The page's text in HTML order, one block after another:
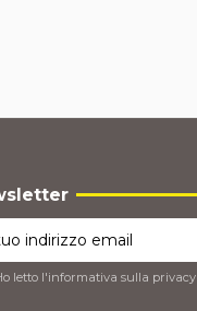
letto l'informativa sulla privacy